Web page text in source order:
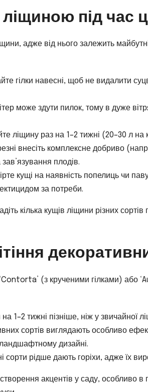
під час
адже від нього залежить
гілки навесні, щоб не видалити
може здути пилок, тому в дуже
ліщину раз на 1–2 тижні (20–30 л на
внесіть комплексне добриво
плодів.
кущі на наявність попелиць чи
за потреби.
кілька кущів ліщини різних
(з крученими гілками) або
1–2 тижні пізніше, ніж у звичайної
сортів виглядають особливо
дизайні.
сорти рідше дають горіхи, адже їх
акцентів у саду, особливо